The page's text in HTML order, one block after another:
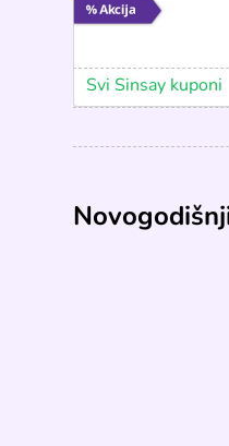
Svi Sinsay kuponi